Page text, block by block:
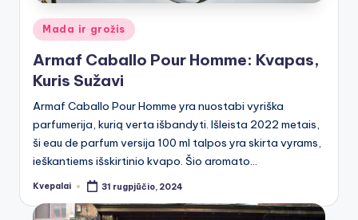
Posted
in
Mada ir grožis
Armaf Caballo Pour Homme: Kvapas,
Kuris Sužavi
Armaf Caballo Pour Homme yra nuostabi vyriška
parfumerija, kurią verta išbandyti. Išleista 2022 metais,
ši eau de parfum versija 100 ml talpos yra skirta vyrams,
ieškantiems išskirtinio kvapo. Šio aromato…
Posted
Kvepalai 31 rugpjūčio, 2024